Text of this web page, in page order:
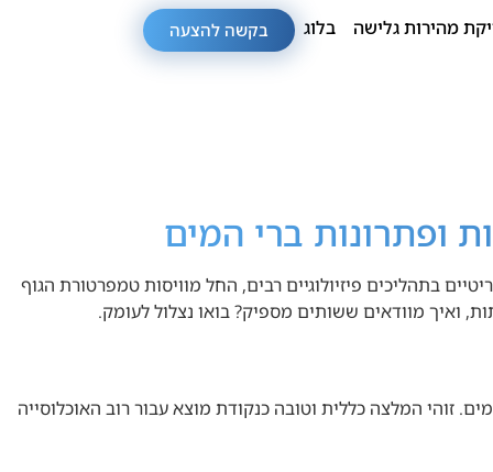
מהירות גלישה בלוג בקשה להצעה
ופתרונות ברי המים
כ-60% ממשקל גופנו וממלאים תפקידים קריטיים בתהליכים פיזיולוגיים רבים, החל מוויסות טמפרטורת הגוף
ואיך מוודאים ששותים מספיק? בואו נצלול לעומק.
250 מ"ל. סך הכל, מדובר על כ-1.6 עד 2 ליטרים של מים. זוהי המלצה כללית וטובה כנקודת מוצא עבור רוב האוכלוסייה